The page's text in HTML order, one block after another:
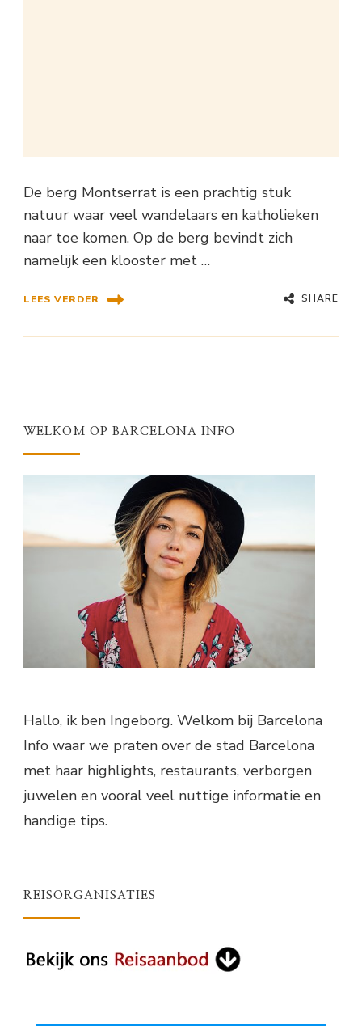
De berg Montserrat is een prachtig stuk
natuur waar veel wandelaars en katholieken
naar toe komen. Op de berg bevindt zich
namelijk een klooster met …
LEES VERDER SHARE
WELKOM OP BARCELONA INFO
Hallo, ik ben Ingeborg. Welkom bij Barcelona
Info waar we praten over de stad Barcelona
met haar highlights, restaurants, verborgen
juwelen en vooral veel nuttige informatie en
handige tips.
REISORGANISATIES